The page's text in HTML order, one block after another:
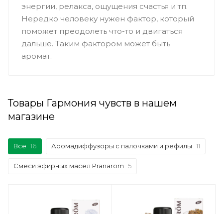
энергии, релакса, ощущения счастья и тп.
Нередко человеку нужен фактор, который
поможет преодолеть что-то и двигаться
дальше. Таким фактором может быть
аромат.
Товары Гармония чувств в нашем
магазине
Все 16 Аромадиффузоры с палочками и рефилы 11
Смеси эфирных масел Pranarom 5